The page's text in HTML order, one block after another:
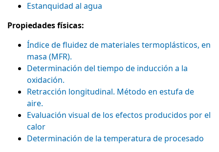
Estanquidad al agua
Propiedades físicas:
Índice de fluidez de materiales termoplásticos, en
masa (MFR).
Determinación del tiempo de inducción a la
oxidación.
Retracción longitudinal. Método en estufa de
aire.
Evaluación visual de los efectos producidos por el
calor
Determinación de la temperatura de procesado